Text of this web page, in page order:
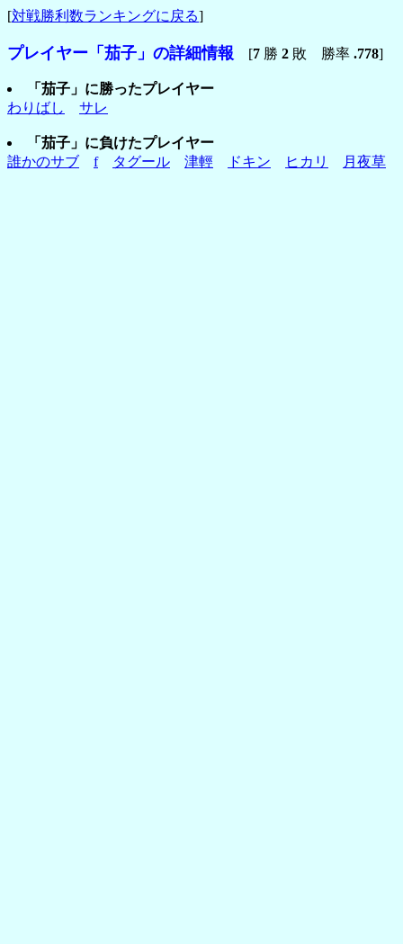
[対戦勝利数ランキングに戻る]
プレイヤー「茄子」の詳細情報 [7 勝 2 敗 勝率 .778]
「茄子」に勝ったプレイヤー
わりばし
サレ
「茄子」に負けたプレイヤー
誰かのサブ
f タグール 津輕 ドキン ヒカリ 月夜草